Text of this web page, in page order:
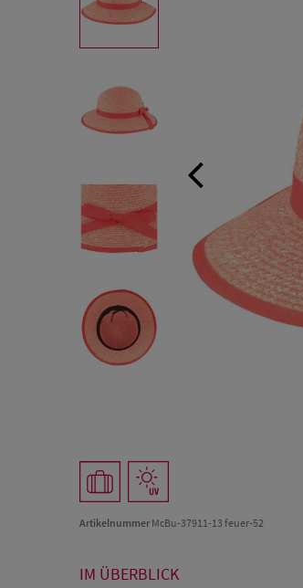
ArtikelnummerMcBu-37911-13 feuer-52
IM ÜBERBLICK